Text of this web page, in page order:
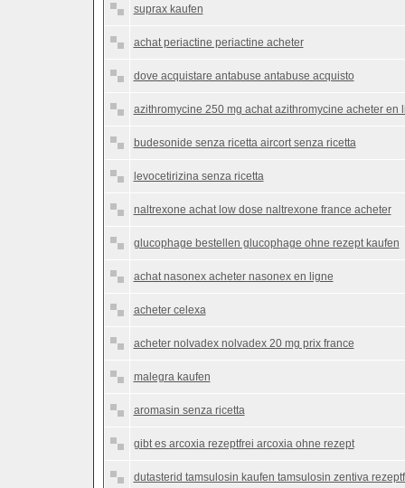
suprax kaufen
achat periactine periactine acheter
dove acquistare antabuse antabuse acquisto
azithromycine 250 mg achat azithromycine acheter en
budesonide senza ricetta aircort senza ricetta
levocetirizina senza ricetta
naltrexone achat low dose naltrexone france acheter
glucophage bestellen glucophage ohne rezept kaufen
achat nasonex acheter nasonex en ligne
acheter celexa
acheter nolvadex nolvadex 20 mg prix france
malegra kaufen
aromasin senza ricetta
gibt es arcoxia rezeptfrei arcoxia ohne rezept
dutasterid tamsulosin kaufen tamsulosin zentiva